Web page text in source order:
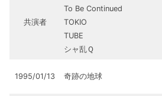
共演者
To Be Continued
TOKIO
TUBE
シャ乱Ｑ
1995/01/13 奇跡の地球